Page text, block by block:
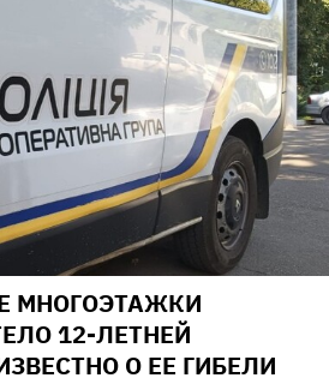
МНОГОЭТАЖКИ
12-ЛЕТНЕЙ
О ЕЕ ГИБЕЛИ